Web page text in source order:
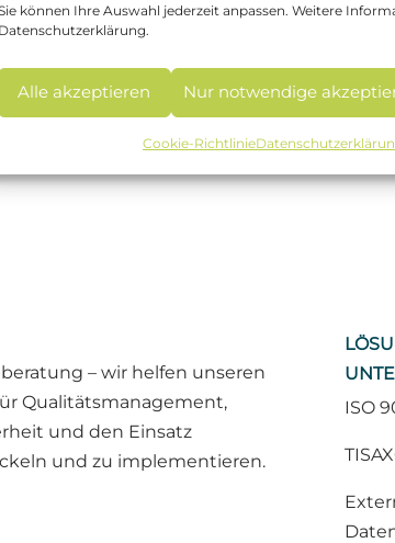
können Ihre Auswahl jederzeit anpassen. Weitere
Datenschutzerklärung.
Alle akzeptieren Nur notwendige
Cookie-Richtlinie
– wir helfen unseren
Qualitätsmanagement,
und den Einsatz
und zu implementieren.
ISO